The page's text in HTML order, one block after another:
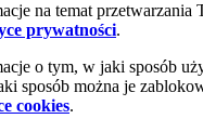
na temat przetwarzania
prywatności.
o tym, w jaki sposób
sposób można je
cookies.